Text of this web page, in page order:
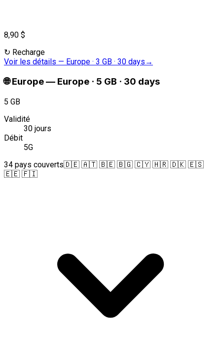
8,90 $
↻ Recharge
Voir les détails — Europe · 3 GB · 30 days →
🌐 Europe— Europe · 5 GB · 30 days
5 GB
Validité
30 jours
Débit
5G
34 pays couverts🇩🇪 🇦🇹 🇧🇪 🇧🇬 🇨🇾 🇭🇷 🇩🇰 🇪🇸
🇪🇪 🇫🇮